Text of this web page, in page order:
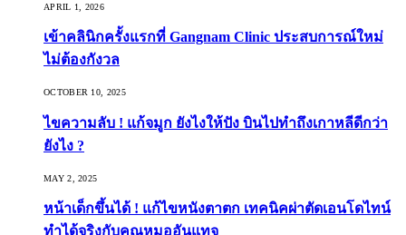
APRIL 1, 2026
เข้าคลินิกครั้งแรกที่ Gangnam Clinic ประสบการณ์ใหม่
ไม่ต้องกังวล
OCTOBER 10, 2025
ไขความลับ ! แก้จมูก ยังไงให้ปัง บินไปทำถึงเกาหลีดีกว่า
ยังไง ?
MAY 2, 2025
หน้าเด็กขึ้นได้ ! แก้ไขหนังตาตก เทคนิคผ่าตัดเอนโดไทน์
ทำได้จริงกับคุณหมออันแทจู